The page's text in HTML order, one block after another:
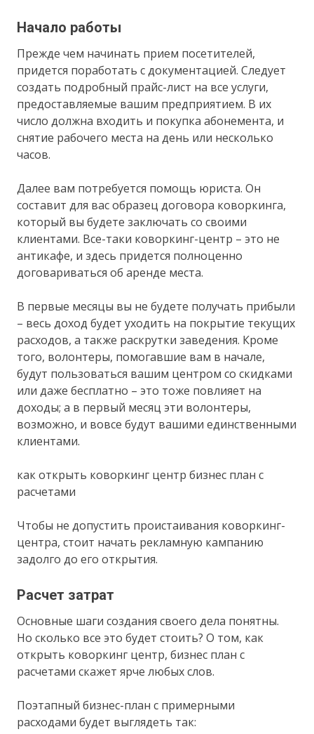
Начало работы
Прежде чем начинать прием посетителей,
придется поработать с документацией. Следует
создать подробный прайс-лист на все услуги,
предоставляемые вашим предприятием. В их
число должна входить и покупка абонемента, и
снятие рабочего места на день или несколько
часов.
Далее вам потребуется помощь юриста. Он
составит для вас образец договора коворкинга,
который вы будете заключать со своими
клиентами. Все-таки коворкинг-центр – это не
антикафе, и здесь придется полноценно
договариваться об аренде места.
В первые месяцы вы не будете получать прибыли
– весь доход будет уходить на покрытие текущих
расходов, а также раскрутки заведения. Кроме
того, волонтеры, помогавшие вам в начале,
будут пользоваться вашим центром со скидками
или даже бесплатно – это тоже повлияет на
доходы; а в первый месяц эти волонтеры,
возможно, и вовсе будут вашими единственными
клиентами.
как открыть коворкинг центр бизнес план с
расчетами
Чтобы не допустить проистаивания коворкинг-
центра, стоит начать рекламную кампанию
задолго до его открытия.
Расчет затрат
Основные шаги создания своего дела понятны.
Но сколько все это будет стоить? О том, как
открыть коворкинг центр, бизнес план с
расчетами скажет ярче любых слов.
Поэтапный бизнес-план с примерными
расходами будет выглядеть так: